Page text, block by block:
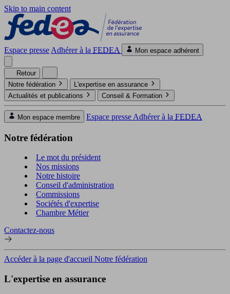
Skip to main content
Espace presse Adhérer à la FEDEA Mon espace adhérent
Retour
Notre fédération
L'expertise en assurance
Actualités et publications
Conseil & Formation
Mon espace membre Espace presse Adhérer à la FEDEA
Notre fédération
Le mot du président
Nos missions
Notre histoire
Conseil d'administration
Commissions
Sociétés d'expertise
Chambre Métier
Contactez-nous
Accéder à la page d'accueil Notre fédération
L'expertise en assurance